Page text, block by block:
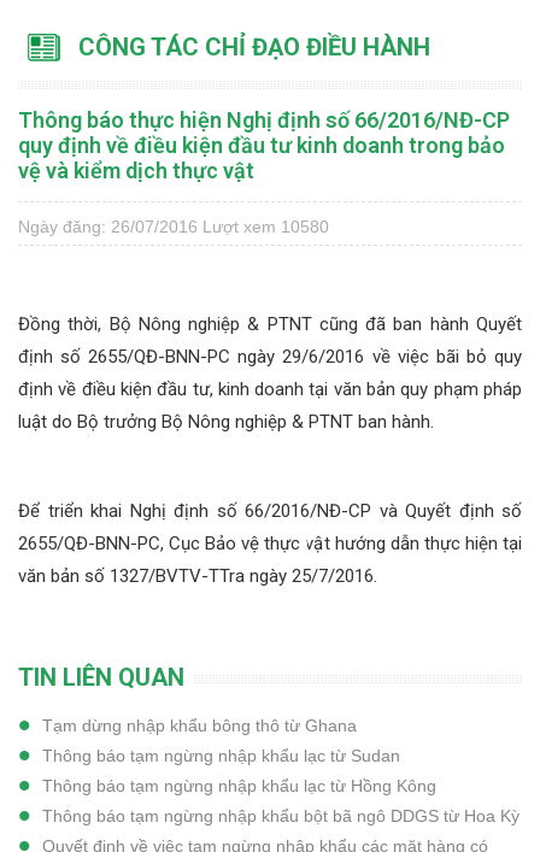
CÔNG TÁC CHỈ ĐẠO ĐIỀU HÀNH
Thông báo thực hiện Nghị định số 66/2016/NĐ-CP
quy định về điều kiện đầu tư kinh doanh trong bảo
vệ và kiểm dịch thực vật
Ngày đăng: 26/07/2016 Lượt xem 10580
Đồng thời, Bộ Nông nghiệp & PTNT cũng đã ban hành Quyết
định số 2655/QĐ-BNN-PC ngày 29/6/2016 về việc bãi bỏ quy
định về điều kiện đầu tư, kinh doanh tại văn bản quy phạm pháp
luật do Bộ trưởng Bộ Nông nghiệp & PTNT ban hành.
Để triển khai Nghị định số 66/2016/NĐ-CP và Quyết định số
2655/QĐ-BNN-PC, Cục Bảo vệ thực vật hướng dẫn thực hiện tại
văn bản số 1327/BVTV-TTra ngày 25/7/2016.
TIN LIÊN QUAN
Tạm dừng nhập khẩu bông thô từ Ghana
Thông báo tạm ngừng nhập khẩu lạc từ Sudan
Thông báo tạm ngừng nhập khẩu lạc từ Hồng Kông
Thông báo tạm ngừng nhập khẩu bột bã ngô DDGS từ Hoa Kỳ
Quyết định về việc tạm ngừng nhập khẩu các mặt hàng có